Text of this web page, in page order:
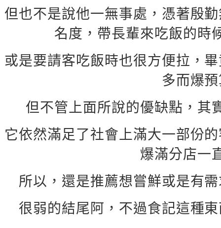
但也不是說他一無事處，憑著殷
名度，帶長輩來吃飯的時
或是要請客吃飯時也很方便拉，
多而爆
但不管上面所說的優缺點，其
它依然滿足了社會上滿大一部份
爆滿分店一
所以，還是推薦想嘗鮮或是有
很弱的結尾阿，不過食記這種